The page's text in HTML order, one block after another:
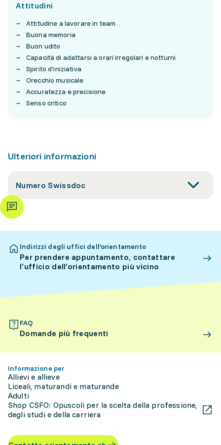
Attitudini
Attitudine a lavorare in team
Buona memoria
Buon udito
Capacità di adattarsi a orari irregolari e notturni
Spirito d'iniziativa
Orecchio musicale
Accuratezza e precisione
Senso critico
Ulteriori informazioni
Numero Swissdoc
Indirizzi degli uffici dell’orientamento
Per prendere appuntamento, contattare
l’ufficio dell’orientamento più vicino
FAQ
Domande più frequenti
Informazione per
Allievi e allieve
Liceali, maturandi e maturande
Adulti
Shop CSFO: Opuscoli per la scelta della professione,
degli studi e della carriera